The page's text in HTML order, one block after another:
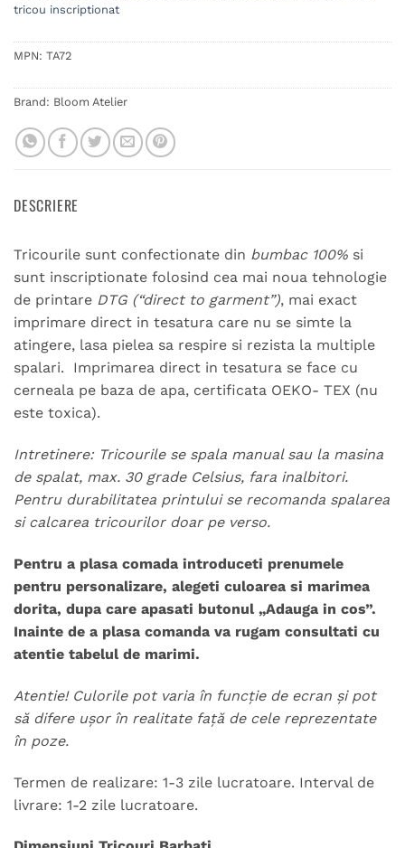
tricou inscriptionat
MPN: TA72
Brand: Bloom Atelier
DESCRIERE
Tricourile sunt confectionate din bumbac 100% si
sunt inscriptionate folosind cea mai noua tehnologie
de printare DTG (“direct to garment”), mai exact
imprimare direct in tesatura care nu se simte la
atingere, lasa pielea sa respire si rezista la multiple
spalari. Imprimarea direct in tesatura se face cu
cerneala pe baza de apa, certificata OEKO- TEX (nu
este toxica).
Intretinere: Tricourile se spala manual sau la masina
de spalat, max. 30 grade Celsius, fara inalbitori.
Pentru durabilitatea printului se recomanda spalarea
si calcarea tricourilor doar pe verso.
Pentru a plasa comada introduceti prenumele
pentru personalizare, alegeti culoarea si marimea
dorita, dupa care apasati butonul „Adauga in cos”.
Inainte de a plasa comanda va rugam consultati cu
atentie tabelul de marimi.
Atentie! Culorile pot varia în funcție de ecran și pot
să difere ușor în realitate față de cele reprezentate
în poze.
Termen de realizare: 1-3 zile lucratoare. Interval de
livrare: 1-2 zile lucratoare.